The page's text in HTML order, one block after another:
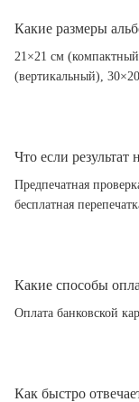
Какие размеры
21×21 см
(вертикальный),
Что если результат
Предпечатная
бесплатная
Какие способы
Оплата банковской
Как быстро